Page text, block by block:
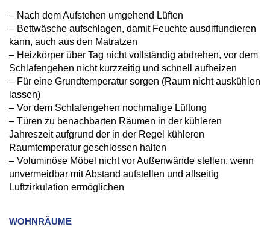
– Nach dem Aufstehen umgehend Lüften
– Bettwäsche aufschlagen, damit Feuchte ausdiffundieren
kann, auch aus den Matratzen
– Heizkörper über Tag nicht vollständig abdrehen, vor dem
Schlafengehen nicht kurzzeitig und schnell aufheizen
– Für eine Grundtemperatur sorgen (Raum nicht auskühlen
lassen)
– Vor dem Schlafengehen nochmalige Lüftung
– Türen zu benachbarten Räumen in der kühleren
Jahreszeit aufgrund der in der Regel kühleren
Raumtemperatur geschlossen halten
– Voluminöse Möbel nicht vor Außenwände stellen, wenn
unvermeidbar mit Abstand aufstellen und allseitig
Luftzirkulation ermöglichen
WOHNRÄUME